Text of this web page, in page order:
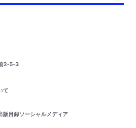
2-5-3
て
版目録ソーシャルメディア